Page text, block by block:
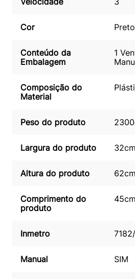
Cor Preto
Conteúdo da
Embalagem
1
Composição do
Material
Peso do produto
Largura do produto 32cm
Altura do produto 62cm
Comprimento do
produto
45cm
Inmetro
Manual SIM